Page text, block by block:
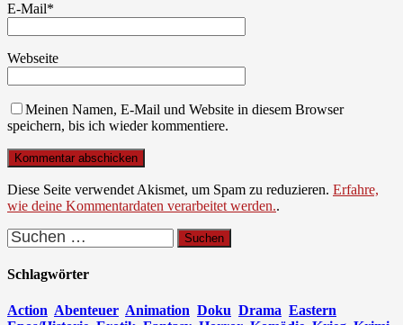
E-Mail*
Webseite
Meinen Namen, E-Mail und Website in diesem Browser
speichern, bis ich wieder kommentiere.
Diese Seite verwendet Akismet, um Spam zu reduzieren. Erfahre,
wie deine Kommentardaten verarbeitet werden..
Suchen
nach:
Schlagwörter
Action Abenteuer Animation Doku Drama Eastern